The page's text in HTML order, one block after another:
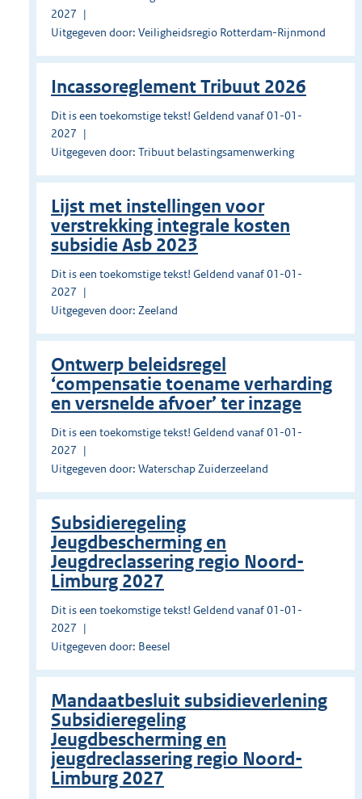
2027
Uitgegeven door: Veiligheidsregio Rotterdam-Rijnmond
Incassoreglement Tribuut 2026
Dit is een toekomstige tekst! Geldend vanaf 01-01-
2027
Uitgegeven door: Tribuut belastingsamenwerking
Lijst met instellingen voor
verstrekking integrale kosten
subsidie Asb 2023
Dit is een toekomstige tekst! Geldend vanaf 01-01-
2027
Uitgegeven door: Zeeland
Ontwerp beleidsregel
‘compensatie toename verharding
en versnelde afvoer’ ter inzage
Dit is een toekomstige tekst! Geldend vanaf 01-01-
2027
Uitgegeven door: Waterschap Zuiderzeeland
Subsidieregeling
Jeugdbescherming en
Jeugdreclassering regio Noord-
Limburg 2027
Dit is een toekomstige tekst! Geldend vanaf 01-01-
2027
Uitgegeven door: Beesel
Mandaatbesluit subsidieverlening
Subsidieregeling
Jeugdbescherming en
jeugdreclassering regio Noord-
Limburg 2027